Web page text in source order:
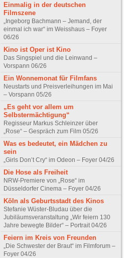
Einmalig in der deutschen
Filmszene
„Ingeborg Bachmann – Jemand, der
einmal ich war“ im Weisshaus – Foyer
06/26
Kino ist Oper ist Kino
Das Singspiel und die Leinwand –
Vorspann 06/26
Ein Wonnemonat für Filmfans
Neustarts und Preisverleihungen im Mai
– Vorspann 05/26
„Es geht vor allem um
Selbstermächtigung“
Regisseur Markus Schleinzer über
„Rose“ – Gespräch zum Film 05/26
Was es bedeutet, ein Mädchen zu
sein
„Girls Don’t Cry“ im Odeon – Foyer 04/26
Die Hose als Freiheit
NRW-Premiere von „Rose“ im
Düsseldorfer Cinema – Foyer 04/26
Köln als Geburtsstadt des Kinos
Stefanie Wüster-Bludau über die
Jubiläumsveranstaltung „Wir feiern 130
Jahre bewegte Bilder“ – Portrait 04/26
Feiern im Kreis von Freunden
„Die Schwester der Braut“ im Filmforum –
Foyer 04/26